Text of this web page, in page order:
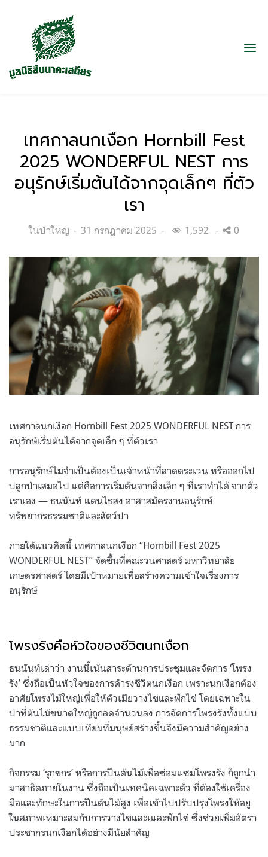
เทศกาลนกเงือก Hornbill Fest
2025 WONDERFUL NEST การ
อนุรักษ์เริ่มต้นได้จากจุดเล็กๆ ที่ตัว
เรา
Categories:
ในป่าใหญ่
Posted
31 กรกฎาคม 2025 1,592 0
เทศกาลนกเงือก Hornbill Fest 2025 WONDERFUL NEST การ
อนุรักษ์เริ่มต้นได้จากจุดเล็ก ๆ ที่ตัวเรา
การอนุรักษ์ไม่จำเป็นต้องเป็นเจ้าหน้าที่ลาดตระเวน หรือออกไป
ปลูกป่าเสมอไป แต่คือการเริ่มต้นจากสิ่งเล็ก ๆ ที่เราทำได้ จากตัว
เราเอง — ธนนันท์ แดนไธสง อาสาสมัครงานอนุรักษ์
ทรัพยากรธรรมชาติและสัตว์ป่า
ภายใต้แนวคิดนี้ เทศกาลนกเงือก “Hornbill Fest 2025
WONDERFUL NEST” จัดขึ้นที่คณะวนศาสตร์ มหาวิทยาลัย
เกษตรศาสตร์ โดยมีเป้าหมายเพื่อสร้างความเข้าใจเรื่องการ
อนุรักษ์
โพรงรังคือหัวใจของชีวิตนกเงือก
ธนนันท์เล่าว่า งานนี้เน้นสาระด้านการประชุมและจัดการ ‘โพรง
รัง’ ซึ่งถือเป็นหัวใจของการดำรงชีวิตนกเงือก เพราะนกเงือกต้อง
อาศัยโพรงไม้ใหญ่เพื่อให้ตัวเมียวางไข่และฟักไข่ โดยเฉพาะใน
ป่าที่ต้นไม้ขนาดใหญ่ถูกลดจำนวนลง การจัดการโพรงรังทั้งแบบ
ธรรมชาติและแบบเทียมที่มนุษย์สร้างขึ้นจึงมีความสำคัญอย่าง
มาก
กิจกรรม ‘รุกขกร’ หรือการปีนต้นไม้เพื่อซ่อมแซมโพรงรัง ก็ถูกนำ
มาสาธิตภายในงาน ซึ่งถือเป็นเทคนิคเฉพาะตัว ที่ต้องใช้เครื่อง
มือและทักษะในการปีนต้นไม้สูง เพื่อเข้าไปปรับปรุงโพรงให้อยู่
ในสภาพเหมาะสมกับการวางไข่และเและฟักไข่ ซึ่งช่วยเพิ่มอัตรา
ประชากรนกเงือกได้อย่างมีนัยสำคัญ